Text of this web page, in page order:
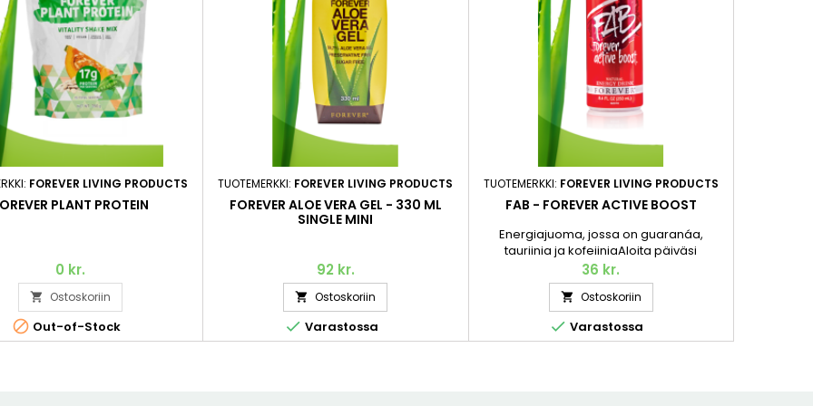
FOREVER LIVING PRODUCTS
PLANT PROTEIN
0 kr.
 Ostoskoriin
 Out-of-Stock
TUOTEMERKKI: FOREVER LIVING PRODUCTS
FOREVER ALOE VERA GEL - 330 ML
SINGLE MINI
92 kr.
 Ostoskoriin
 Varastossa
TUOTEMERKKI: FOREVER LIVING PRODUCTS
FAB - FOREVER ACTIVE BOOST
Energiajuoma, jossa on guaranáa,
tauriinia ja kofeiiniaAloita päiväsi
piristyksellä – guaraná, tauriini ja kofeiini.
FAB Forever Active Boost on
energiajuoma, joka antaa nopeasti
energiaa juuri silloin kun tarvitset sitä.
Pantti sisältyy hintaan. 250 ml.
36 kr.
 Ostoskoriin
 Varastossa